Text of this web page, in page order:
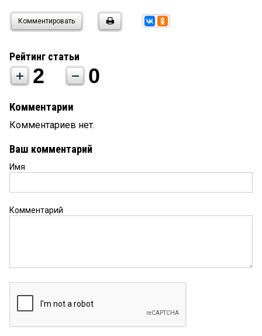
Комментировать
Рейтинг статьи
2 0
Комментарии
Комментариев нет.
Ваш комментарий
Имя
Комментарий